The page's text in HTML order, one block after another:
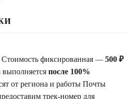
Стоимость фиксированная — 500 ₽
выполняется после 100%
от региона и работы Почты
трек-номер для